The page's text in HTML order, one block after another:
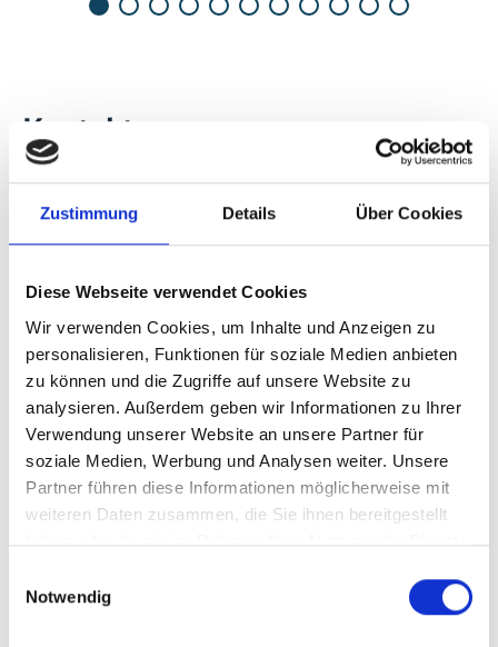
Zustimmung Details Über Cookies
Diese Webseite verwendet Cookies
Wir verwenden Cookies, um Inhalte und Anzeigen zu
personalisieren, Funktionen für soziale Medien anbieten
zu können und die Zugriffe auf unsere Website zu
analysieren. Außerdem geben wir Informationen zu Ihrer
Verwendung unserer Website an unsere Partner für
soziale Medien, Werbung und Analysen weiter. Unsere
Partner führen diese Informationen möglicherweise mit
weiteren Daten zusammen, die Sie ihnen bereitgestellt
haben oder die sie im Rahmen Ihrer Nutzung der Dienste
Notwendig
Kontakt
IKI Office
Zukunft – Umwelt – Gesellschaft (ZUG) gGmbH
10963 Berlin
Weitere Informationen
Kampagne „Wetlands action for people and nature“
Website der Ramsar-Konvention